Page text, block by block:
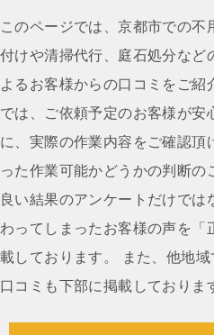
ナ
ビ
ゲ
ー
シ
ョ
ン
このページでは、京都市での不
付けや清掃代行、庭石処分など
よるお客様からの口コミをご紹
では、ご依頼予定のお客様が安
に、実際の作業内容をご確認頂
った作業可能かどうかの判断の
良い結果のアンケートだけでは
わってしまったお客様の声を「
載しております。 また、他地
口コミも下部に掲載しておりま